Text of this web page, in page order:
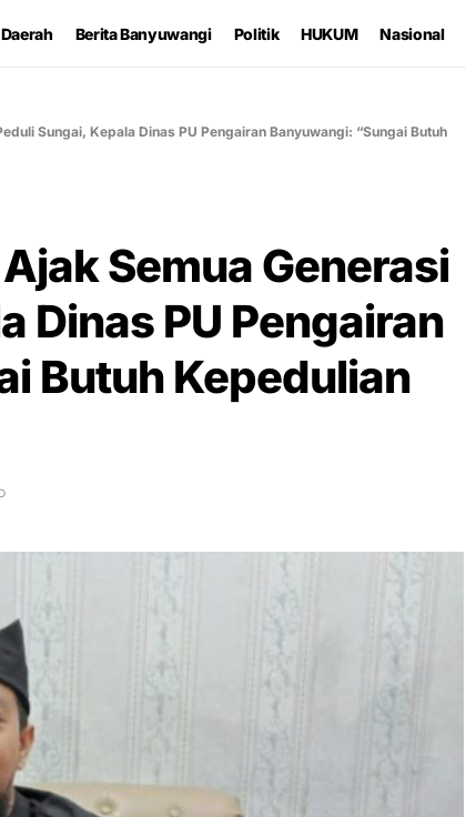
Daerah Berita Banyuwangi Politik HUKUM Nasional
Sungai, Kepala Dinas PU Pengairan Banyuwangi: “Sungai Butuh
Semua Generasi
Dinas PU Pengairan
Butuh Kepedulian